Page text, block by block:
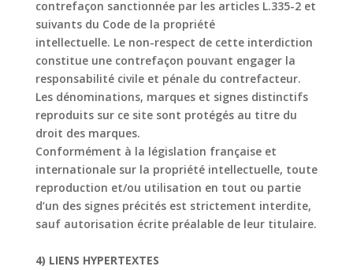
contrefaçon sanctionnée par les articles L.335-2 et
suivants du Code de la propriété
intellectuelle. Le non-respect de cette interdiction
constitue une contrefaçon pouvant engager la
responsabilité civile et pénale du contrefacteur.
Les dénominations, marques et signes distinctifs
reproduits sur ce site sont protégés au titre du
droit des marques.
Conformément à la législation française et
internationale sur la propriété intellectuelle, toute
reproduction et/ou utilisation en tout ou partie
d’un des signes précités est strictement interdite,
sauf autorisation écrite préalable de leur titulaire.
4) LIENS HYPERTEXTES